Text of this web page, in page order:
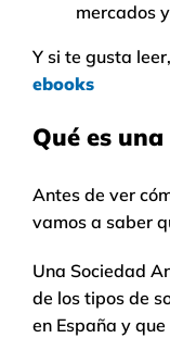
mercados
Y si te gusta
ebooks
Qué es
Antes de ver
vamos a saber
Una Sociedad
de los tipos de
en España y